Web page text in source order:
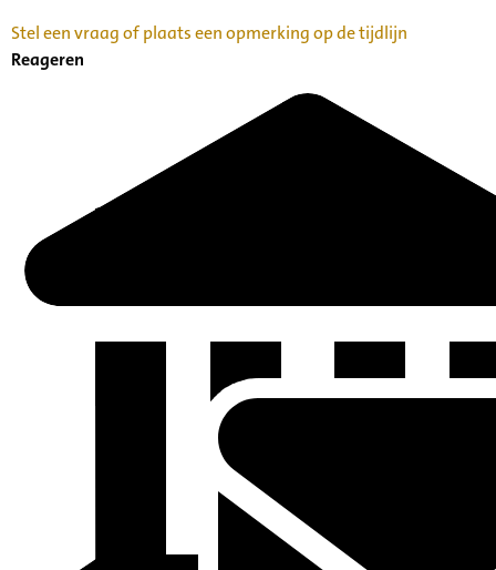
Stel een vraag of plaats een opmerking op de tijdlijn
Reageren